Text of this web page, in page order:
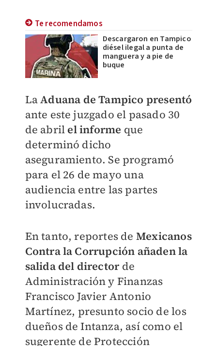
Te recomendamos
Descargaron en Tampico
diésel ilegal a punta de
manguera y a pie de
buque
LaAduana de Tampico presentó
ante este juzgado el pasado 30
de abril el informe que
determinó dicho
aseguramiento. Se programó
para el 26 de mayo una
audiencia entre las partes
involucradas.
En tanto, reportes de Mexicanos
Contra la Corrupción añaden la
salida del directorde
Administración y Finanzas
Francisco Javier Antonio
Martínez, presunto socio de los
dueños de Intanza, así como el
sugerente de Protección